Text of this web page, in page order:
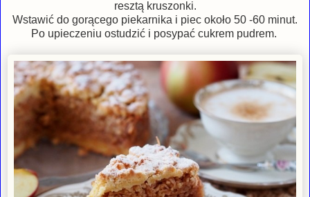
resztą kruszonki.
Wstawić do gorącego piekarnika i piec około 50 -60 minut.
Po upieczeniu ostudzić i posypać cukrem pudrem.